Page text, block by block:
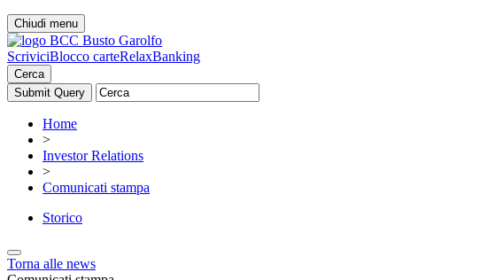
Chiudi menu
ScriviciBlocco carteRelaxBanking
Cerca
Home
>
Investor Relations
>
Comunicati stampa
Storico
Torna alle news